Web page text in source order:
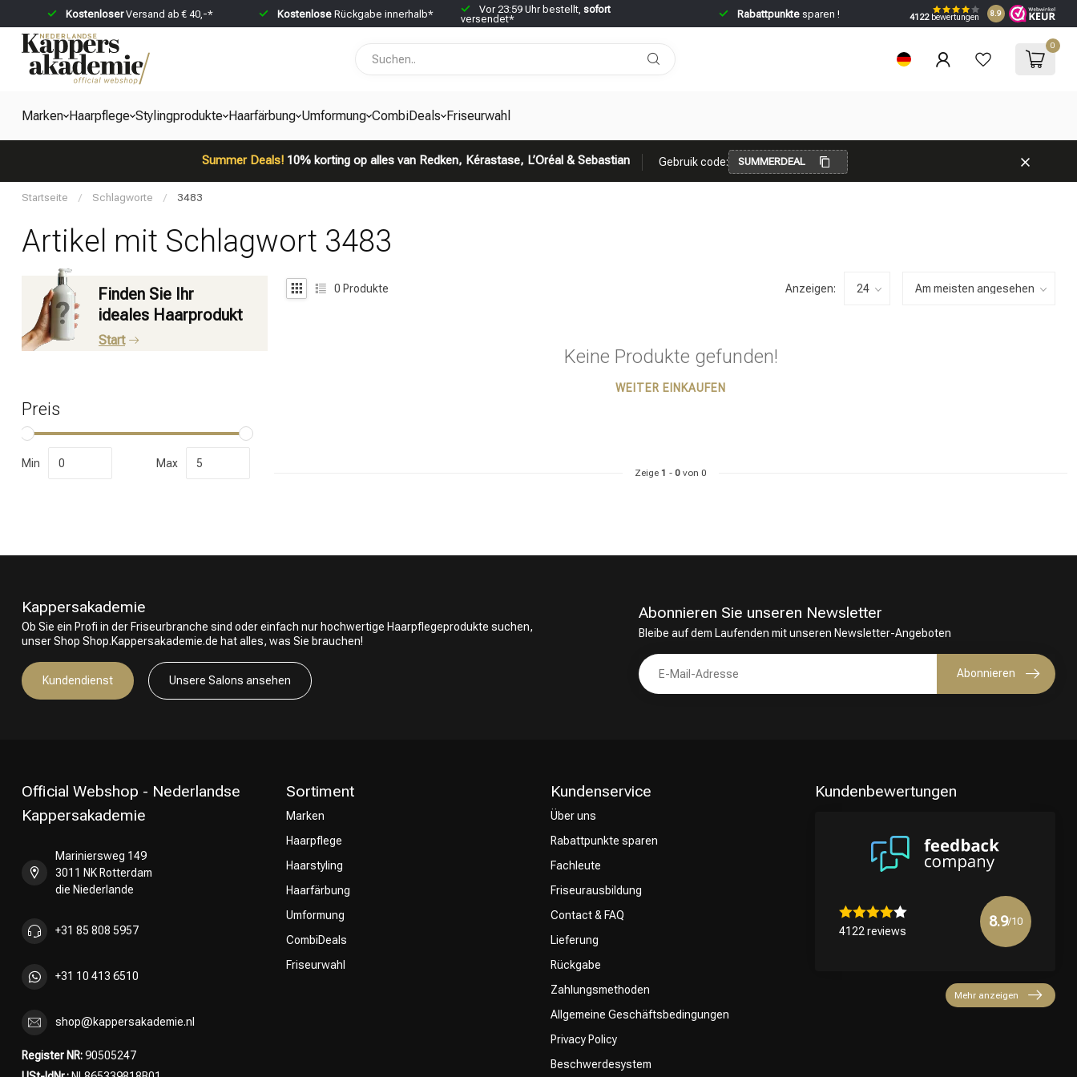
KostenloserVersand ab € 40,-* Kostenlose Rückgabe innerhalb* Vor 23:59 Uhr bestellt, sofort
versendet*
Rabattpunktesparen ! 4122bewertungen 8.9
0
Marken Haarpflege Stylingprodukte Haarfärbung Umformung CombiDeals Friseurwahl
Summer Deals!10% korting op alles van Redken, Kérastase, L’Oréal & Sebastian Gebruik code: SUMMERDEAL
Nach welcher Kategorie suchst du?
Marken
Friseurwahl
Startseite / Schlagworte / 3483
Artikel mit Schlagwort 3483
Finden Sie Ihr
ideales Haarprodukt
Start
Preis
Min Max
0 Produkte Anzeigen:
Keine Produkte gefunden!
WEITER EINKAUFEN
Zeige 1 - 0 von 0
Kappersakademie
Ob Sie ein Profi in der Friseurbranche sind oder einfach nur hochwertige Haarpflegeprodukte suchen,
unser Shop Shop.Kappersakademie.de hat alles, was Sie brauchen!
Kundendienst Unsere Salons ansehen
Abonnieren Sie unseren Newsletter
Bleibe auf dem Laufenden mit unseren Newsletter-Angeboten
Abonnieren
Official Webshop - Nederlandse
Kappersakademie
Mariniersweg 149
3011 NK Rotterdam
die Niederlande
+31 85 808 5957
+31 10 413 6510
shop@kappersakademie.nl
Register NR:90505247
Sortiment
Marken
Haarpflege
Haarstyling
Haarfärbung
Umformung
CombiDeals
Friseurwahl
Kundenservice
Über uns
Rabattpunkte sparen
Fachleute
Friseurausbildung
Contact & FAQ
Lieferung
Rückgabe
Zahlungsmethoden
Allgemeine Geschäftsbedingungen
Privacy Policy
Beschwerdesystem
Kundenbewertungen
4122 reviews
8.9/10
Mehr anzeigen